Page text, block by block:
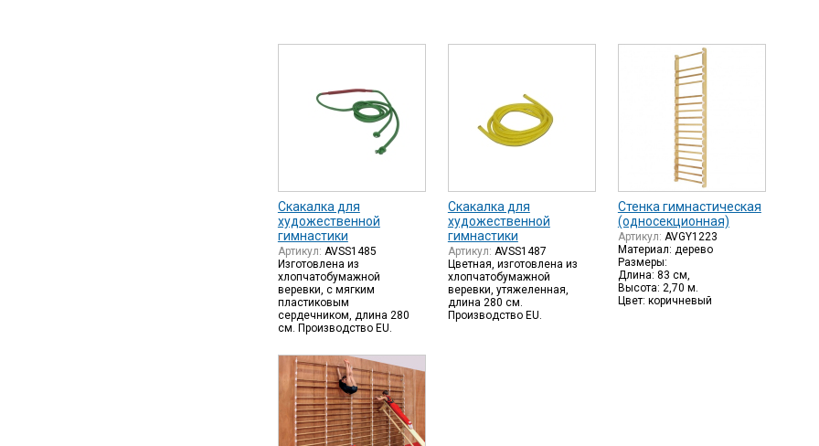
Скакалка для
художественной
гимнастики
Артикул: AVSS1485
Изготовлена из
хлопчатобумажной
веревки, с мягким
пластиковым
сердечником, длина 280
см. Производство EU.
Скакалка для
художественной
гимнастики
Артикул: AVSS1487
Цветная, изготовлена из
хлопчатобумажной
веревки, утяжеленная,
длина 280 см.
Производство EU.
Стенка гимнастическая
(односекционная)
Артикул: AVGY1223
Материал: дерево
Размеры:
Длина: 83 см,
Высота: 2,70 м.
Цвет: коричневый